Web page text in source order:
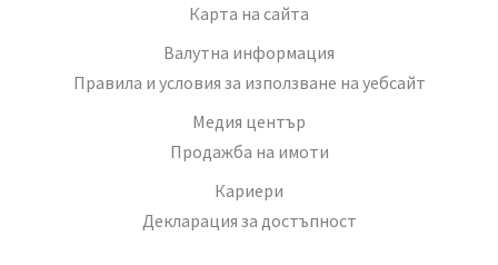
Карта на сайта
Валутна информация
Правила и условия за използване на уебсайт
Медия център
Продажба на имоти
Кариери
Декларация за достъпност